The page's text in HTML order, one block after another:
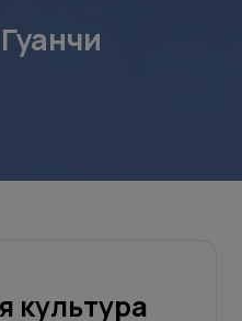
Гуанчи
культура